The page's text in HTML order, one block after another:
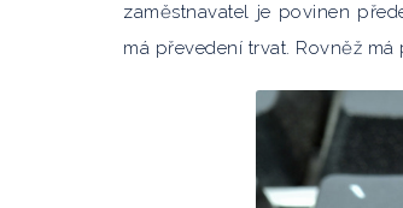
zaměstnavatel je povinen
má převedení trvat. Rovněž